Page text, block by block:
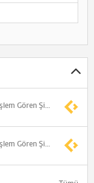
TABLO- Borsa İstanbul'da İşlem Gören Şirketlerin Genel Kurul Tarihleri
TABLO- Borsa İstanbul'da İşlem Gören Şirketlerin Genel Kurul Tarihleri